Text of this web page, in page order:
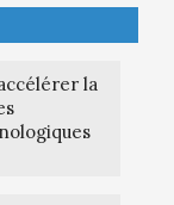
la